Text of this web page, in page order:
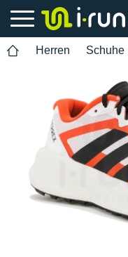
Herren Schuhe